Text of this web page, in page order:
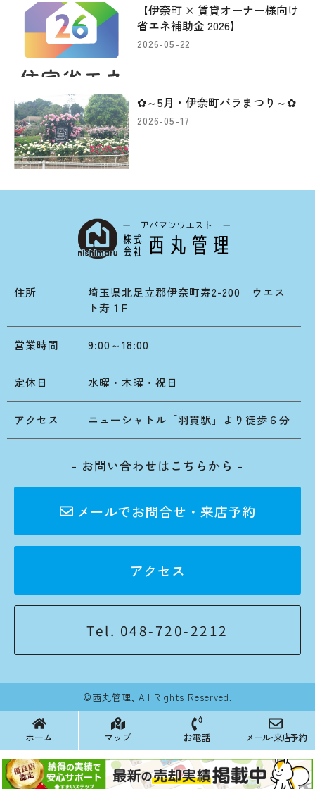
【伊奈町 × 賃貸オーナー様向け
省エネ補助金 2026】
2026-05-22
✿～5月・伊奈町バラまつり～✿
2026-05-17
住所
埼玉県北足立郡伊奈町寿2-200 ウエス
ト寿１F
営業時間 9:00～18:00
定休日 水曜・木曜・祝日
アクセス ニューシャトル「羽貫駅」より徒歩６分
- お問い合わせはこちらから -
メールでお問合せ・来店予約
アクセス
Tel. 048-720-2212
©西丸管理, All Rights Reserved.
ホーム マップ お電話 メール･来店予約